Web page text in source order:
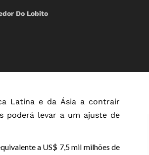
Do Lobito
Latina e da Ásia a contrair
poderá levar a um ajuste de
a US$ 7,5 mil milhões de